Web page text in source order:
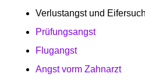
Verlustangst und
Prüfungsangst
Flugangst
Angst vorm Zahnarzt